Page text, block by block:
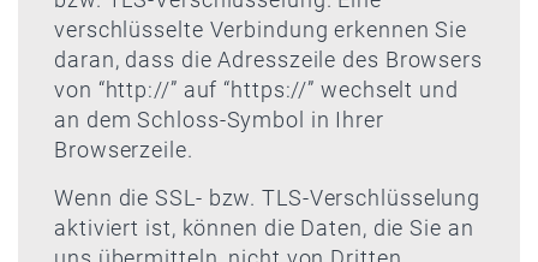
verschlüsselte Verbindung erkennen Sie
daran, dass die Adresszeile des Browsers
von “http://” auf “https://” wechselt und
an dem Schloss-Symbol in Ihrer
Browserzeile.
Wenn die SSL- bzw. TLS-Verschlüsselung
aktiviert ist, können die Daten, die Sie an